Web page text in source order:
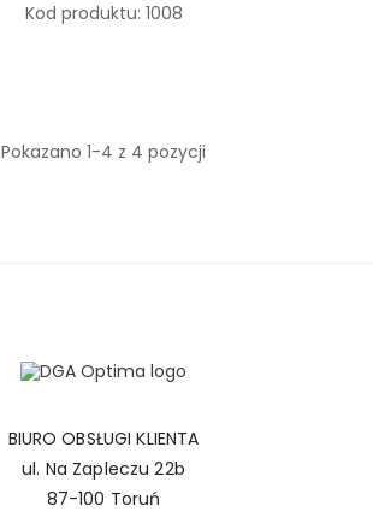
Kod produktu: 1008
Pokazano 1-4 z 4 pozycji
BIURO OBSŁUGI KLIENTA
ul. Na Zapleczu 22b
87-100 Toruń